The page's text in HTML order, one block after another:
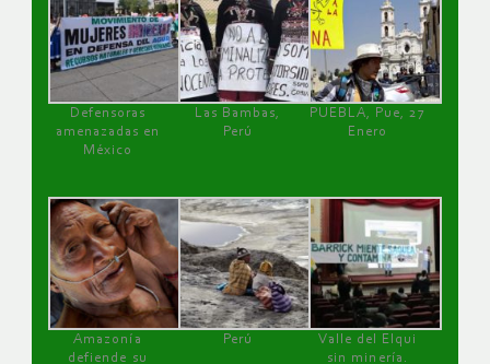
Defensoras
amenazadas en
México
Las Bambas,
Perú
PUEBLA, Pue, 27
Enero
Amazonía
defiende su
Perú
Valle del Elqui
sin minería.